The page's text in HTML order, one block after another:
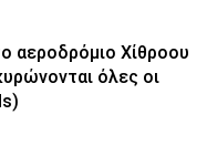
αεροδρόμιο Χίθροου
όλες οι